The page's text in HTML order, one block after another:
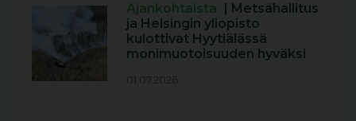
Ajankohtaista | Metsähallitus
ja Helsingin yliopisto
kulottivat Hyytiälässä
monimuotoisuuden hyväksi
01.07.2026